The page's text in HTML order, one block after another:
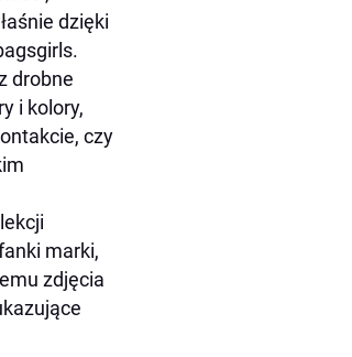
dzięki
drobne
i kolory,
czy
marki,
zdjęcia